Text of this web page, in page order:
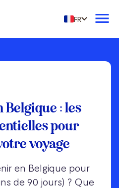
FR
: les
pour
voyage
en Belgique pour
de 90 jours) ? Que